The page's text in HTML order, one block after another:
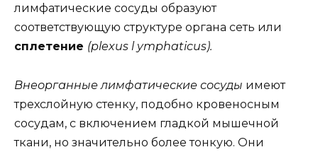
лимфатические сосуды образуют
соответствующую структуре органа сеть или
сплетение (plexus l ymphaticus).
Внеорганные лимфатические сосуды имеют
трехслойную стенку, подобно кровеносным
сосудам, с включением гладкой мышечной
ткани, но значительно более тонкую. Они